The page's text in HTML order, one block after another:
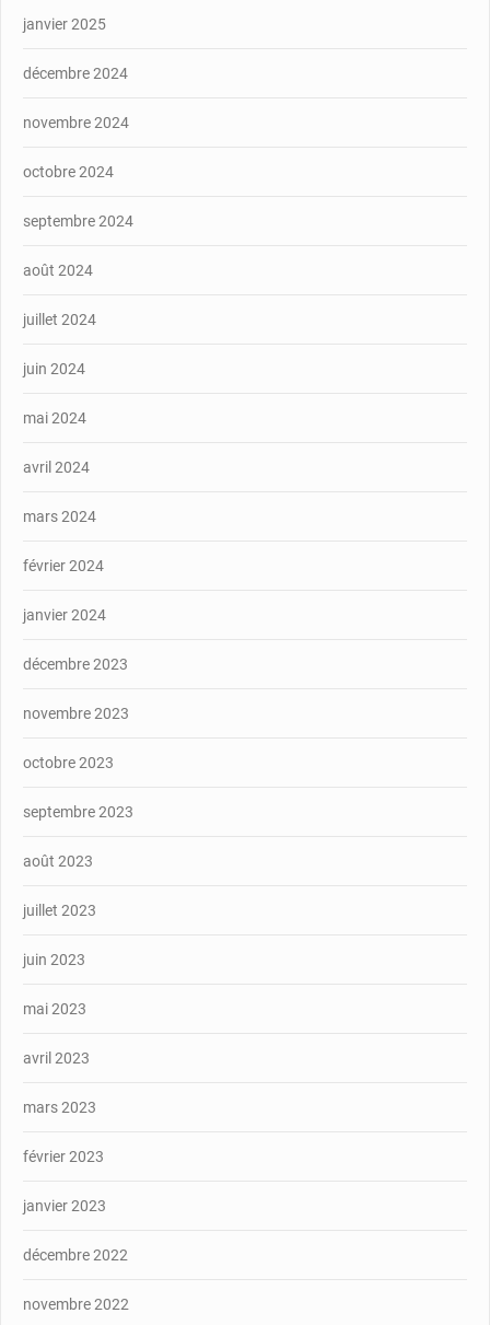
janvier 2025
décembre 2024
novembre 2024
octobre 2024
septembre 2024
août 2024
juillet 2024
juin 2024
mai 2024
avril 2024
mars 2024
février 2024
janvier 2024
décembre 2023
novembre 2023
octobre 2023
septembre 2023
août 2023
juillet 2023
juin 2023
mai 2023
avril 2023
mars 2023
février 2023
janvier 2023
décembre 2022
novembre 2022